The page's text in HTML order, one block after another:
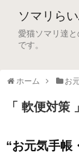
ソマリら
愛猫ソマリ達
です。
ホーム お
「 軟便対策
“お元気手帳